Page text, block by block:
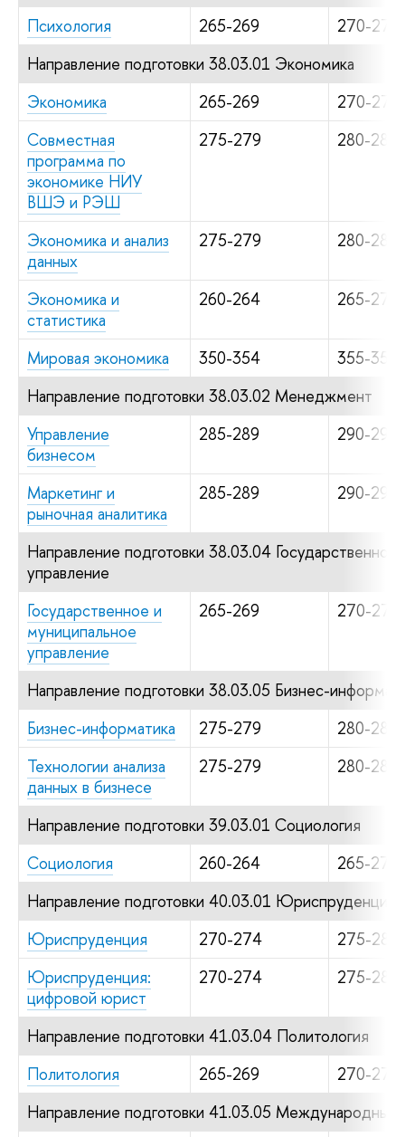
Психология
265-269
270-279
Направление подготовки 38.03.01 Экономика
Экономика
265-269
270-279
Совместная
программа по
экономике НИУ
ВШЭ и РЭШ
275-279 280-284
Экономика и анализ
данных
275-279 280-284
Экономика и
статистика
260-264 265-274
Мировая экономика 350-354
355-359
Направление подготовки 38.03.02 Менеджмент
Управление
бизнесом
285-289 290-294
Маркетинг и
рыночная аналитика
285-289 290-294
Направление подготовки 38.03.04
управление
Государственное и
муниципальное
управление
265-269 270-279
Направление подготовки 38.03.05 Бизнес-
Бизнес-информатика
275-279
280-289
Технологии анализа
данных в бизнесе
275-279 280-289
Направление подготовки 39.03.01 Социология
Социология
260-264
265-274
Направление подготовки 40.03.01 Юриспруденция
Юриспруденция
270-274
275-284
Юриспруденция:
цифровой юрист
270-274 275-284
Направление подготовки 41.03.04 Политология
Политология
265-269
270-274
Направление подготовки 41.03.05 Международные